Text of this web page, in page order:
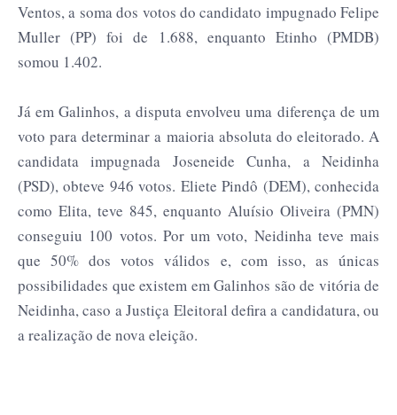
Ventos, a soma dos votos do candidato impugnado Felipe
Muller (PP) foi de 1.688, enquanto Etinho (PMDB)
somou 1.402.
Já em Galinhos, a disputa envolveu uma diferença de um
voto para determinar a maioria absoluta do eleitorado. A
candidata impugnada Joseneide Cunha, a Neidinha
(PSD), obteve 946 votos. Eliete Pindô (DEM), conhecida
como Elita, teve 845, enquanto Aluísio Oliveira (PMN)
conseguiu 100 votos. Por um voto, Neidinha teve mais
que 50% dos votos válidos e, com isso, as únicas
possibilidades que existem em Galinhos são de vitória de
Neidinha, caso a Justiça Eleitoral defira a candidatura, ou
a realização de nova eleição.